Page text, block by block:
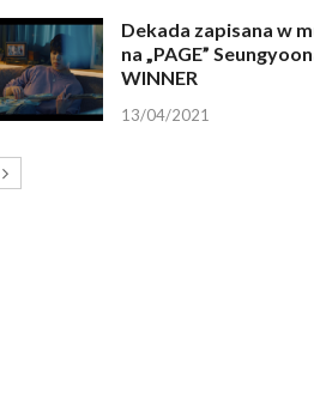
Dekada zapisana w
na „PAGE”
WINNER
13/04/2021